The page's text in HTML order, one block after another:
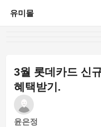
유미몰
3월 롯데카드 신
혜택받기.
윤은정